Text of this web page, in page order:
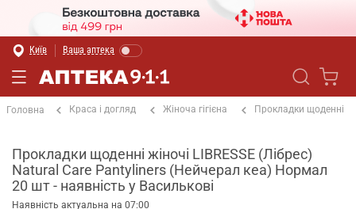
Київ Ваша аптека
Головна Краса і догляд Жіноча гігієна Прокладки щоденні
Прокладки щоденні жіночі LIBRESSE (Лібрес)
Natural Care Pantyliners (Нейчерал кеа) Нормал
20 шт - наявність у Василькові
Наявність актуальна на 07:00